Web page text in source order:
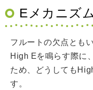
Eメカニズ
フルートの欠点とも
High Eを鳴らす際に
ため、どうしても
す。